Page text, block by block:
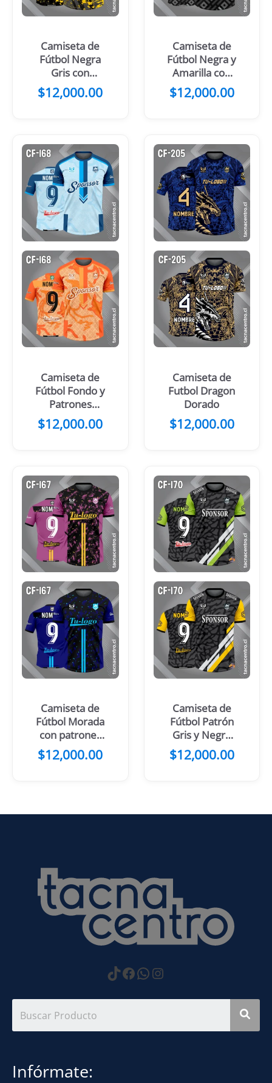
Camiseta de
Fútbol Negra
Gris con
Manchas
Celestes
$12,000.00
Camiseta de
Fútbol Negra y
Amarilla con
Patrones
Grises
$12,000.00
Camiseta de
Fútbol Fondo y
Patrones
Celeste con
Manga Azul
$12,000.00
Camiseta de
Futbol Dragon
Dorado
$12,000.00
Camiseta de
Fútbol Morada
con patrones
de color negro
y 2 Lineas
$12,000.00
Camiseta de
Fútbol Patrón
Gris y Negro
Franjas Verdes
Blancas
$12,000.00
https://
Facebook
WhatsApp
Instagram
Infórmate: